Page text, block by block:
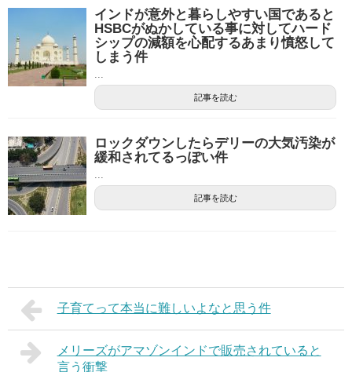
インドが意外と暮らしやすい国であると
HSBCがぬかしている事に対してハード
シップの減額を心配するあまり憤怒して
しまう件
...
記事を読む
ロックダウンしたらデリーの大気汚染が
緩和されてるっぽい件
...
記事を読む
子育てって本当に難しいよなと思う件
メリーズがアマゾンインドで販売されていると
言う衝撃